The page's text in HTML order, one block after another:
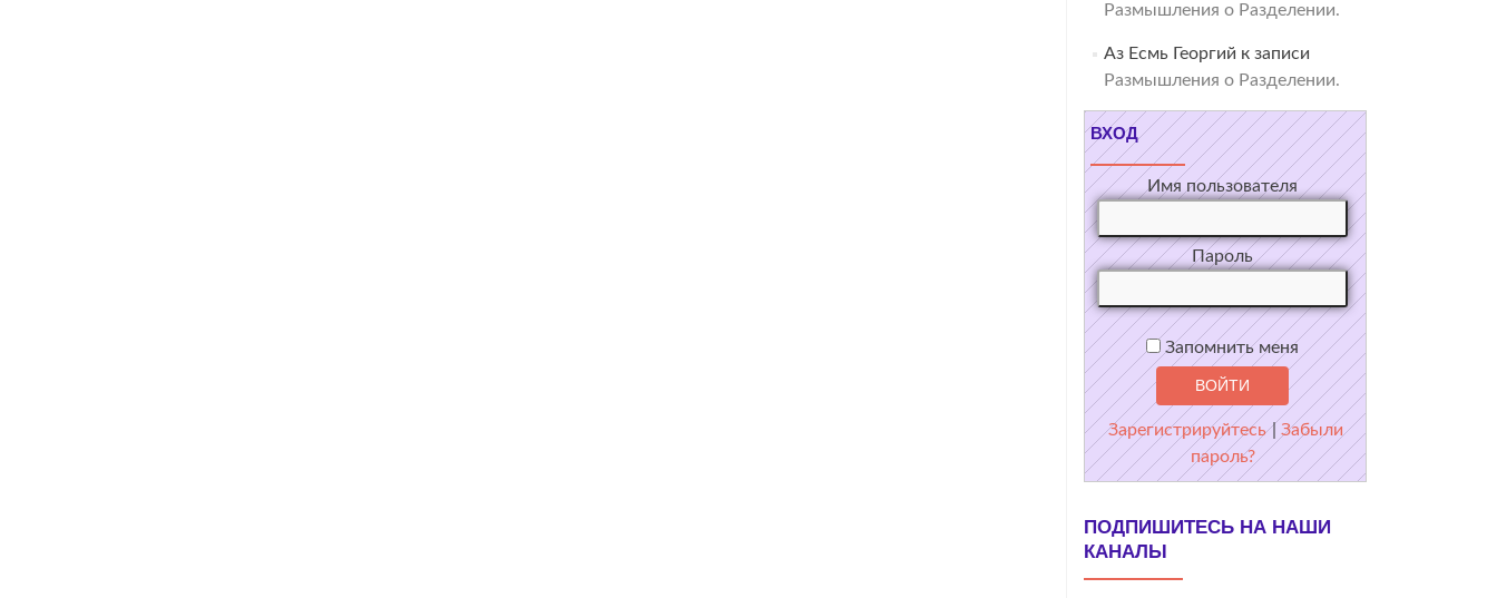
Размышления о Разделении.
Аз Есмь Георгий к записи
Размышления о Разделении.
ВХОД
Имя пользователя
Пароль
Запомнить меня
Зарегистрируйтесь | Забыли
пароль?
ПОДПИШИТЕСЬ НА НАШИ
КАНАЛЫ